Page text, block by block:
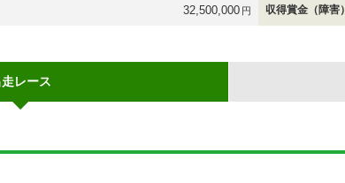
32,500,000 円 収得賞金（障害）
走レース